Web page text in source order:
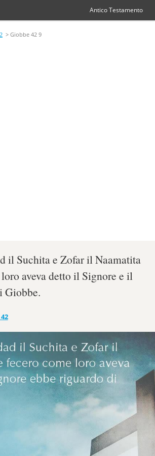
Antico Testamento
> Giobbe 42 9
il Suchita e Zofar il Naamatita
aveva detto il Signore e il
Giobbe.